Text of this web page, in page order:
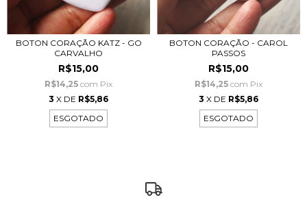
BOTON CORAÇÃO KATZ - GO
CARVALHO
R$15,00
R$14,25 com Pix
3 X DE R$5,86
ESGOTADO
BOTON CORAÇÃO - CAROL
PASSOS
R$15,00
R$14,25 com Pix
3 X DE R$5,86
ESGOTADO